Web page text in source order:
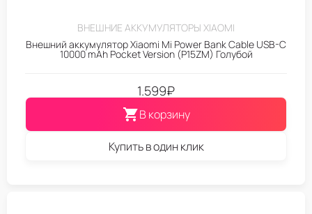
ВНЕШНИЕ АККУМУЛЯТОРЫ XIAOMI
Внешний аккумулятор Xiaomi Mi Power Bank Cable USB-C
10000 mAh Pocket Version (P15ZM) Голубой
1.599₽
В корзину
Купить в один клик